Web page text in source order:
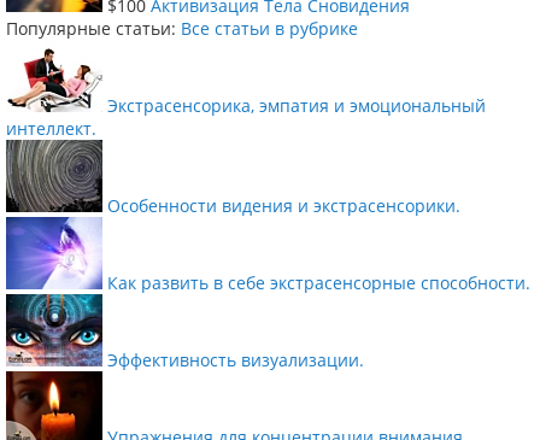
$100 Активизация Тела Сновидения
Популярные статьи: Все статьи в рубрике
Экстрасенсорика, эмпатия и эмоциональный
интеллект.
Особенности видения и экстрасенсорики.
Как развить в себе экстрасенсорные способности.
Эффективность визуализации.